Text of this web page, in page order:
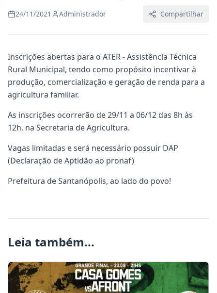
24/11/2021 Administrador Compartilhar
Inscrições abertas para o ATER - Assistência Técnica
Rural Municipal, tendo como propósito incentivar à
produção, comercialização e geração de renda para a
agricultura familiar.
As inscrições ocorrerão de 29/11 a 06/12 das 8h às
12h, na Secretaria de Agricultura.
Vagas limitadas e será necessário possuir DAP
(Declaração de Aptidão ao pronaf)
Prefeitura de Santanópolis, ao lado do povo!
Leia também...